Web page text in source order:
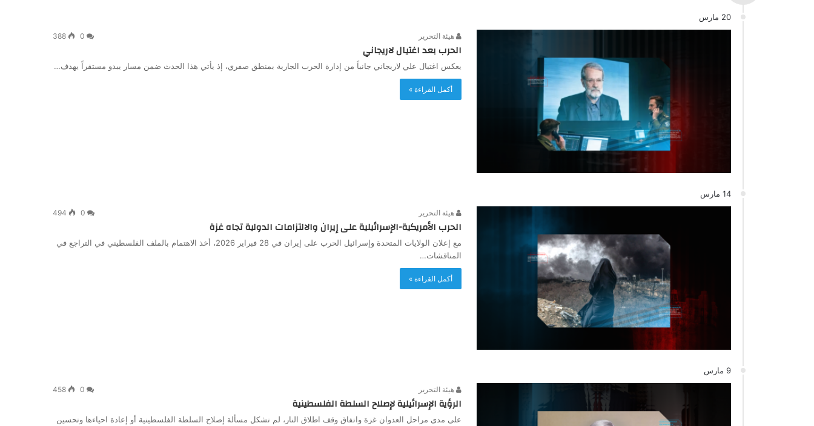
20 مارس
هيئة التحرير 0
388
الحرب بعد اغتيال لاريجاني
يعكس اغتيال علي لاريجاني جانباً من إدارة الحرب الجارية بمنطق صفري، إذ يأتي هذا الحدث ضمن مسار يبدو مستقراً يهدف…
أكمل القراءة »
14 مارس
هيئة التحرير 0
494
الحرب الأمريكية-الإسرائيلية على إيران والالتزامات الدولية تجاه غزة
مع إعلان الولايات المتحدة وإسرائيل الحرب على إيران في 28 فبراير 2026، أخذ الاهتمام بالملف الفلسطيني في التراجع في
المناقشات…
أكمل القراءة »
9 مارس
هيئة التحرير 0
458
الرؤية الإسرائيلية لإصلاح السلطة الفلسطينية
على مدى مراحل العدوان غزة واتفاق وقف اطلاق النار، لم تشكل مسألة إصلاح السلطة الفلسطينية أو إعادة احياءها وتحسين